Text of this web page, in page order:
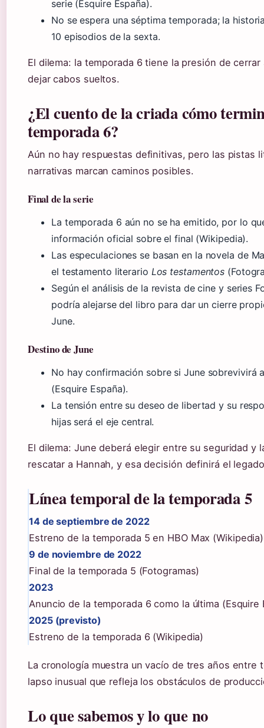
serie (Esquire España).
No se espera una séptima temporada; la
10 episodios de la sexta.
El dilema: la temporada 6 tiene la presión de
dejar cabos sueltos.
¿El cuento de la criada cómo
temporada 6?
Aún no hay respuestas definitivas, pero las pistas
narrativas marcan caminos posibles.
Final de la serie
La temporada 6 aún no se ha emitido, por lo
información oficial sobre el final (Wikipedia).
Las especulaciones se basan en la novela de
el testamento literario Los testamentos
Según el análisis de la revista de cine y series
podría alejarse del libro para dar un cierre
June.
Destino de June
No hay confirmación sobre si June sobrevivirá
(Esquire España).
La tensión entre su deseo de libertad y su
hijas será el eje central.
El dilema: June deberá elegir entre su seguridad y
rescatar a Hannah, y esa decisión definirá el
Línea temporal de la temporada 5
14 de septiembre de 2022
Estreno de la temporada 5 en HBO Max (Wikipedia)
9 de noviembre de 2022
Final de la temporada 5 (Fotogramas)
2023
Anuncio de la temporada 6 como la última (Esquire
2025 (previsto)
Estreno de la temporada 6 (Wikipedia)
La cronología muestra un vacío de tres años entre
lapso inusual que refleja los obstáculos de
Lo que sabemos y lo que no